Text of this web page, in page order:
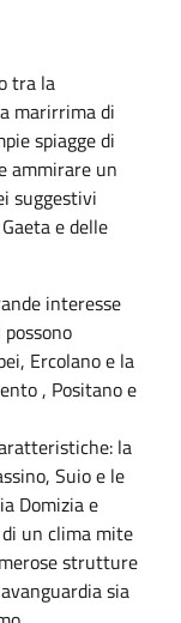
tra la
marirrima di
spiagge di
ammirare un
suggestivi
e delle
interesse
Ercolano e la
, Positano e
la
Suio e le
Domizia e
un clima mite
strutture
sia